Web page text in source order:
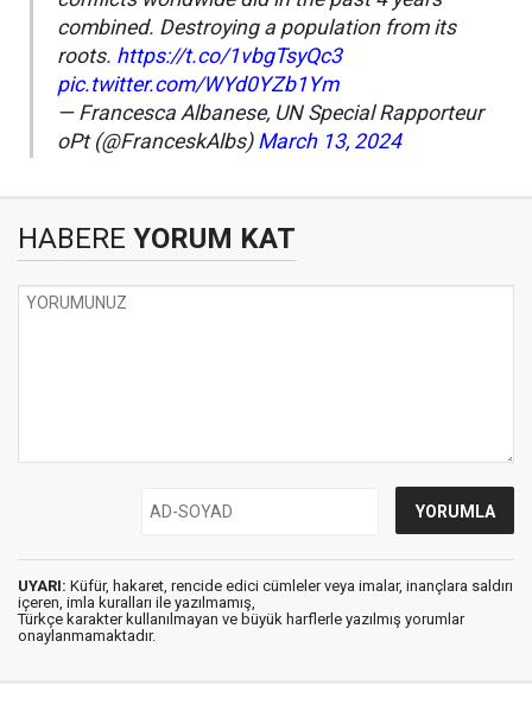
combined. Destroying a population from its
roots. https://t.co/1vbgTsyQc3
pic.twitter.com/WYd0YZb1Ym
— Francesca Albanese, UN Special Rapporteur
oPt (@FranceskAlbs) March 13, 2024
HABERE YORUM KAT
UYARI: Küfür, hakaret, rencide edici cümleler veya imalar, inançlara saldırı
içeren, imla kuralları ile yazılmamış,
Türkçe karakter kullanılmayan ve büyük harflerle yazılmış yorumlar
onaylanmamaktadır.